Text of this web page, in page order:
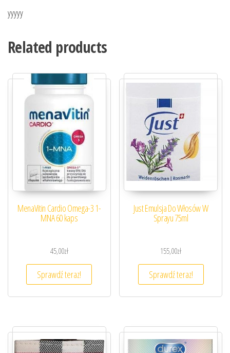
yyyyy
Related products
MenaVitin Cardio Omega-3 1-
MNA 60 kaps
45,00zł
Sprawdź teraz!
Just Emulsja Do Włosów W
Sprayu 75ml
155,00zł
Sprawdź teraz!